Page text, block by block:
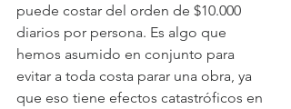
puede costar del orden de $10.000
diarios por persona. Es algo que
hemos asumido en conjunto para
evitar a toda costa parar una obra, ya
que eso tiene efectos catastróficos en